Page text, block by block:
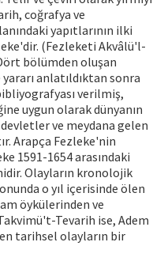
coğrafya ve
yapıtlarının ilki
(Fezleketi Akvâlü'l-
bölümden oluşan
anlatıldıktan sonra
verilmiş,
uygun olarak dünyanın
ve meydana gelen
Arapça Fezleke'nin
1591-1654 arasındaki
Olayların kronolojik
o yıl içerisinde ölen
öykülerinden ve
Tevarih ise, Adem
tarihsel olayların bir